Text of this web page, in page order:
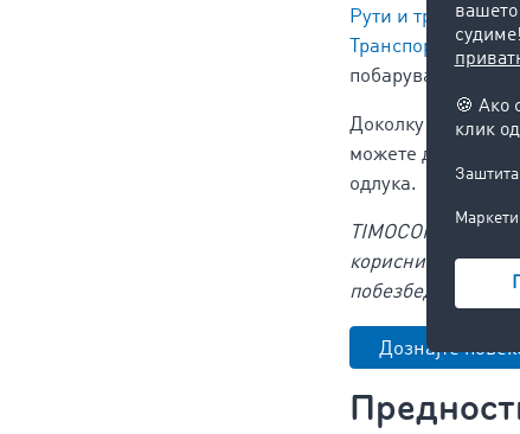
Рути и трошоци
Транспортниот
побарувачката на
Доколку сакате
можете да се
одлука.
TIMOCOM
корисниците. Со
побезбеден за
Дознајте